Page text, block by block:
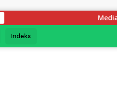
Media Gathering,
Indeks